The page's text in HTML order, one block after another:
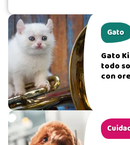
Gato
Gato
todo
con